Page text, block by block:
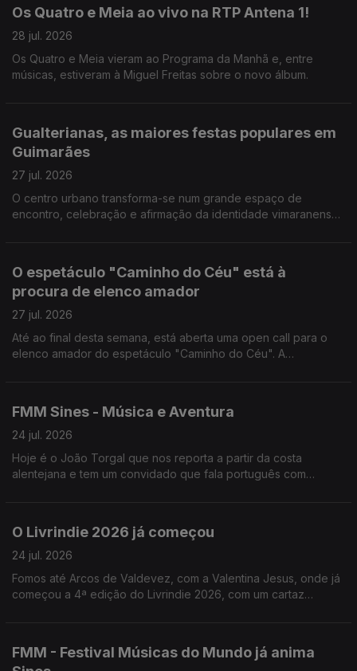
Os Quatro e Meia ao vivo na RTP Antena 1!
28 jul. 2026
Os Quatro e Meia vieram ao Programa da Manhã e, entre
músicas, estiveram à Miguel Freitas sobre o novo álbum.
Gualterianas, as maiores festas populares em
Guimarães
27 jul. 2026
O centro urbano transforma-se num grande espaço de
encontro, celebração e afirmação da identidade vimaranense.
O espetáculo "Caminho do Céu" está à
procura de elenco amador
27 jul. 2026
Até ao final desta semana, está aberta uma open call para o
elenco amador do espetáculo "Caminho do Céu". A
FMM Sines - Música e Aventura
24 jul. 2026
Hoje é o João Torgal que nos reporta a partir da costa
alentejana e tem um convidado que fala português com
O Livrindie 2026 já começou
24 jul. 2026
Fomos até Arcos de Valdevez, com a Valentina Jesus, onde já
começou a 4ª edição do Livrindie 2026, com um cartaz
FMM - Festival Músicas do Mundo já anima